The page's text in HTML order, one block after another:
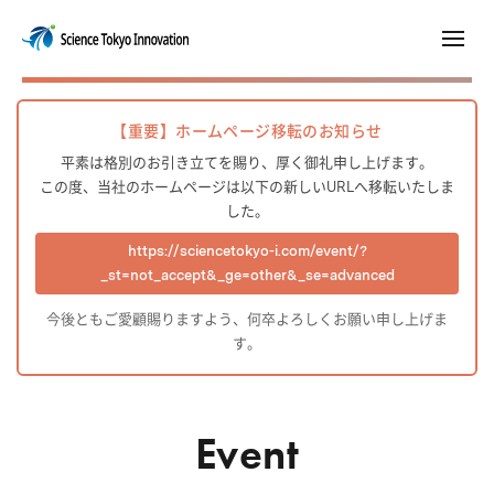
【重要】ホームページ移転のお知らせ
平素は格別のお引き立てを賜り、厚く御礼申し上げます。
この度、当社のホームページは以下の新しいURLへ移転いたしま
した。
https://sciencetokyo-i.com/event/?
_st=not_accept&_ge=other&_se=advanced
今後ともご愛顧賜りますよう、何卒よろしくお願い申し上げま
す。
Event